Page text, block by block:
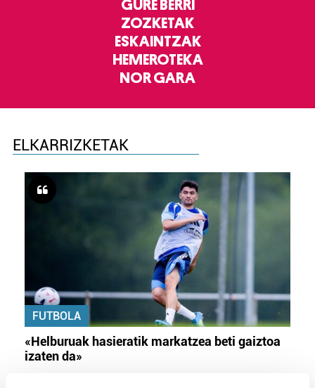
GURE BERRI
ZOZKETAK
ESKAINTZAK
HEMEROTEKA
NOR GARA
ELKARRIZKETAK
FUTBOLA
«Helburuak hasieratik markatzea beti gaiztoa
izaten da»